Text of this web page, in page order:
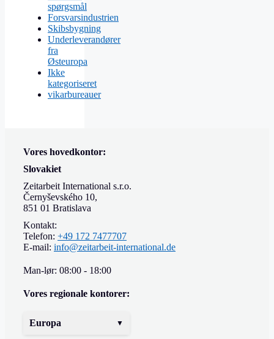
spørgsmål
Forsvarsindustrien
Skibsbygning
Underleverandører
fra
Østeuropa
Ikke
kategoriseret
vikarbureauer
Vores hovedkontor:
Slovakiet
Zeitarbeit International s.r.o.
Černyševského 10,
851 01 Bratislava
Kontakt:
Telefon: +49 172 7477707
E-mail: info@zeitarbeit-international.de
Man-lør: 08:00 - 18:00
Vores regionale kontorer:
Europa